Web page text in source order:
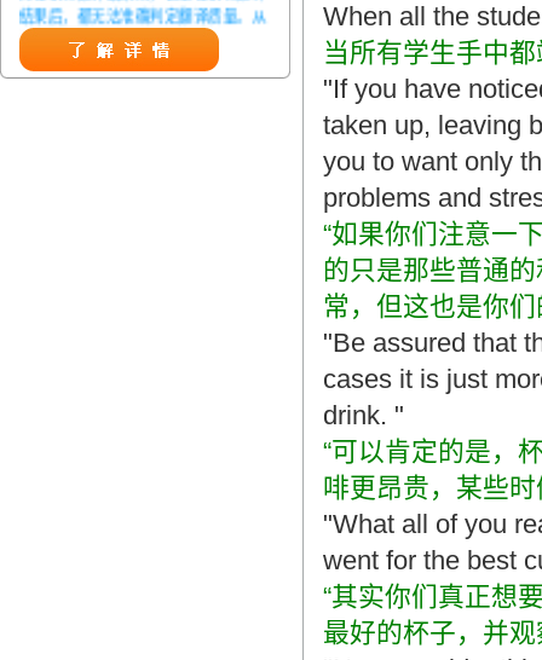
结果后，都无法准确判定翻译质量。从
而给劣质翻译者提供了一定生存条件，
造成翻译市场鱼龙混杂，难以选择。
When all the
当所有学生手中
"If you have
taken up, leaving
you to want only
problems and
“如果你们注意一
的只是那些普通
常，但这也是你
"Be assured that
cases it is just
drink. "
“可以肯定的是，
啡更昂贵，某些
"What all of you
went for the best
“其实你们真正想
最好的杯子，并